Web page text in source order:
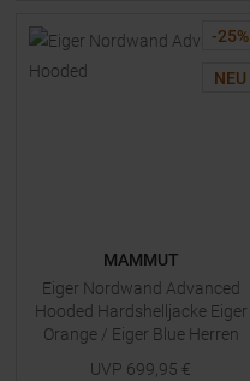
-25%
NEU
MAMMUT
Eiger Nordwand Advanced
Hooded Hardshelljacke Eiger
Orange / Eiger Blue Herren
UVP 699,95 €